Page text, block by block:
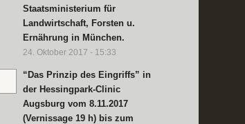
Staatsministerium für
Landwirtschaft, Forsten u.
Ernährung in München.
24. Oktober 2017 - 15:33
“Das Prinzip des Eingriffs” in
der Hessingpark-Clinic
Augsburg vom 8.11.2017
(Vernissage 19 h) bis zum